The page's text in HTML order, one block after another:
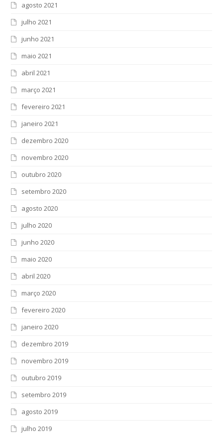
agosto 2021
julho 2021
junho 2021
maio 2021
abril 2021
março 2021
fevereiro 2021
janeiro 2021
dezembro 2020
novembro 2020
outubro 2020
setembro 2020
agosto 2020
julho 2020
junho 2020
maio 2020
abril 2020
março 2020
fevereiro 2020
janeiro 2020
dezembro 2019
novembro 2019
outubro 2019
setembro 2019
agosto 2019
julho 2019